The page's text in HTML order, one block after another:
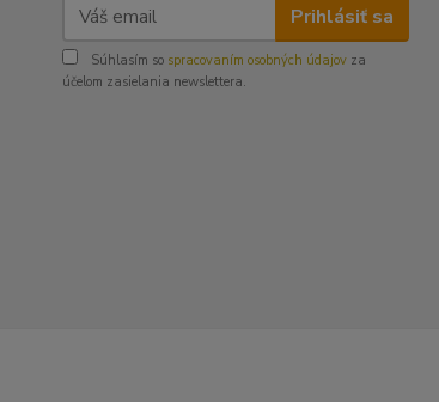
Prihlásiť sa
Súhlasím so spracovaním osobných údajov za
účelom zasielania newslettera.